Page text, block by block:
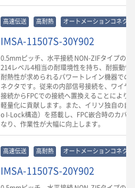
高速伝送 高耐熱 オートメーションコネクタ
IMSA-11507S-30Y902
0.5mmピッチ、水平接続 NON-ZIFタイプの
214レベル4相当の耐環境性を持ち、耐振動
耐熱性が求められるパワートレイン機器での
ネクタです。従来の内部信号接続を、ワイヤ
接続からFPCでの接続へ置換えることにより
軽量化に貢献します。また、イリソ独自の自
o I-Lock構造）を搭載し、FPC嵌合時のカバ
なり、作業性が大幅に向上します。
高速伝送 高耐熱 オートメーションコネクタ
IMSA-11507S-20Y902